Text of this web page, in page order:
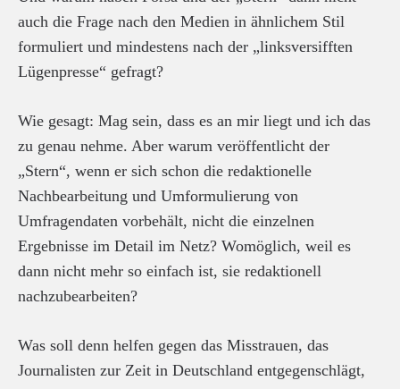
auch die Frage nach den Medien in ähnlichem Stil
formuliert und mindestens nach der „linksversifften
Lügenpresse“ gefragt?
Wie gesagt: Mag sein, dass es an mir liegt und ich das
zu genau nehme. Aber warum veröffentlicht der
„Stern“, wenn er sich schon die redaktionelle
Nachbearbeitung und Umformulierung von
Umfragendaten vorbehält, nicht die einzelnen
Ergebnisse im Detail im Netz? Womöglich, weil es
dann nicht mehr so einfach ist, sie redaktionell
nachzubearbeiten?
Was soll denn helfen gegen das Misstrauen, das
Journalisten zur Zeit in Deutschland entgegenschlägt,